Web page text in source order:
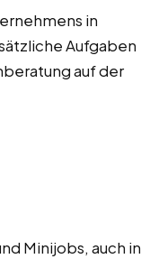
in
Aufgaben
auf der
Minijobs, auch in